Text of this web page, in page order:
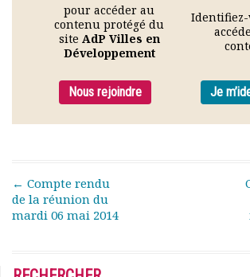
Ressources
Nos actions
Podcast-AdP
Journées d’études
Concours vidéo
Matinales
Publications et rapports
Documents
Les adhérents
pour accéder au
contenu protégé du
site AdP Villes en
Développement
Nous rejoindre Je
Post navigation
← Compte rendu
de la réunion du
mardi 06 mai 2014